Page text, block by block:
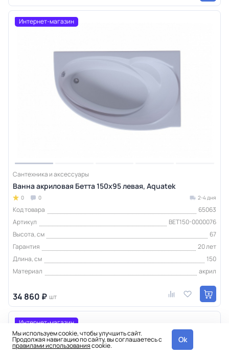
Интернет-магазин
Сантехника и аксессуары
Ванна акриловая Бетта 150х95 левая, Aquatek
0 0 2-4 дня
Код товара
65063
Артикул
BET150-0000076
Высота, см
67
Гарантия
20 лет
Длина, см
150
Материал
акрил
34 860 ₽ шт
Интернет-магазин
Мы используем cookie, чтобы улучшить сайт.
Продолжая навигацию по сайту, вы соглашаетесь с
правилами использованияcookie.
Ok